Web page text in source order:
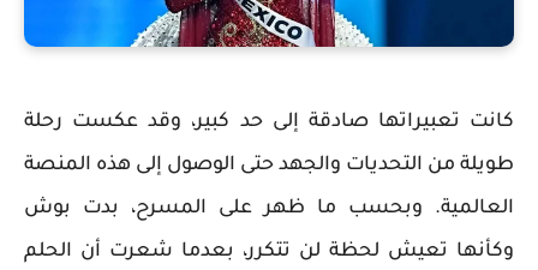
كانت تعبيراتها صادقة إلى حد كبير، وقد عكست رحلة
طويلة من التحديات والجهد حتى الوصول إلى هذه المنصة
العالمية. وبحسب ما ظهر على المسرح، بدت بوش
وكأنها تعيش لحظة لن تتكرر، بعدما شعرت أن الحلم